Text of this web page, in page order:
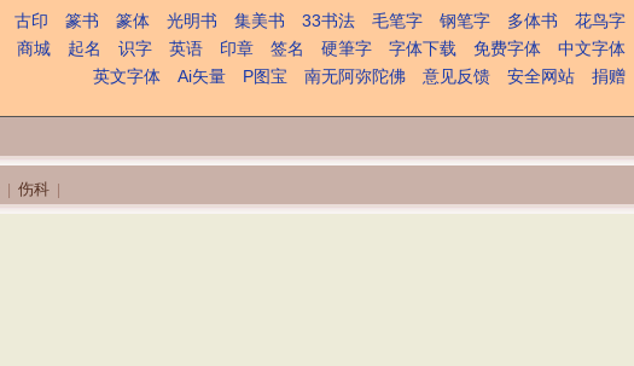
古印 篆书 篆体 光明书 集美书 33书法 毛笔字 钢笔字 多体书
花鸟字
商城 起名 识字 英语 印章 签名 硬筆字 字体下载 免费字体
中文字体
英文字体
Ai矢量 P图宝 南无阿弥陀佛 意见反馈 安全网站
捐赠
伤科